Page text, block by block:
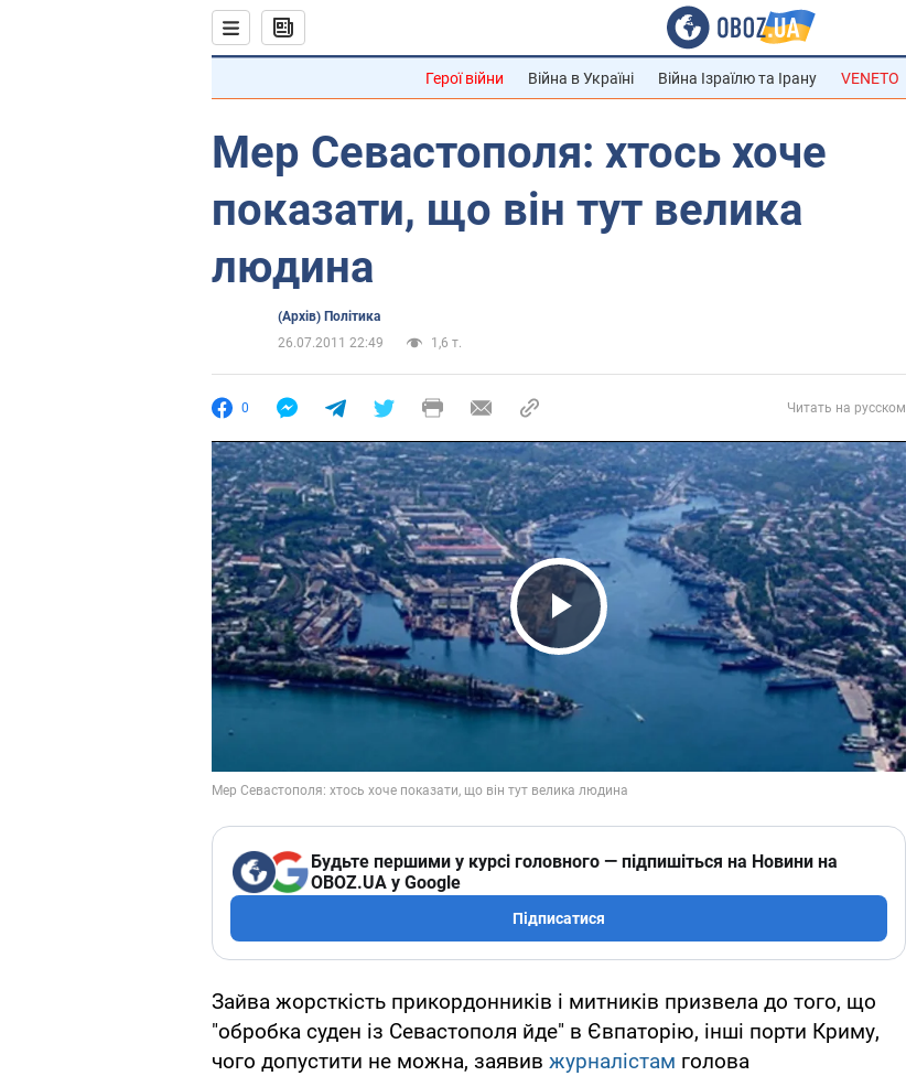
Герої війни Війна в Україні Війна Ізраїлю та Ірану VENETO
Мер Севастополя: хтось хоче
показати, що він тут велика
людина
(Архів) Політика
26.07.2011 22:49
1,6 т.
0 Читать на русском
Play Video
Будьте першими у курсі головного — підпишіться на Новини на
OBOZ.UA у Google
Підписатися
Зайва жорсткість прикордонників і митників призвела до того, що
"обробка суден із Севастополя йде" в Євпаторію, інші порти Криму,
чого допустити не можна, заявив журналістам голова